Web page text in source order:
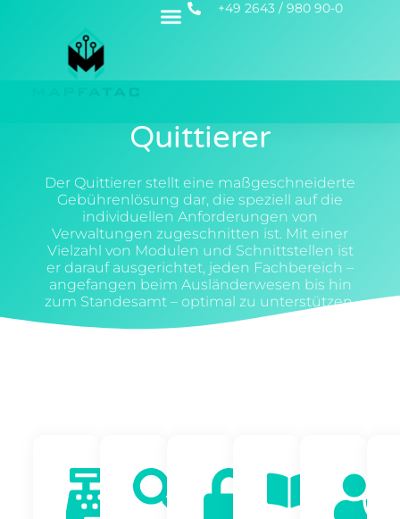
+49 2643 / 980 90-0
Quittierer
Der Quittierer stellt eine maßgeschneiderte
Gebührenlösung dar, die speziell auf die
individuellen Anforderungen von
Verwaltungen zugeschnitten ist. Mit einer
Vielzahl von Modulen und Schnittstellen ist
er darauf ausgerichtet, jeden Fachbereich –
angefangen beim Ausländerwesen bis hin
zum Standesamt – optimal zu unterstützen.